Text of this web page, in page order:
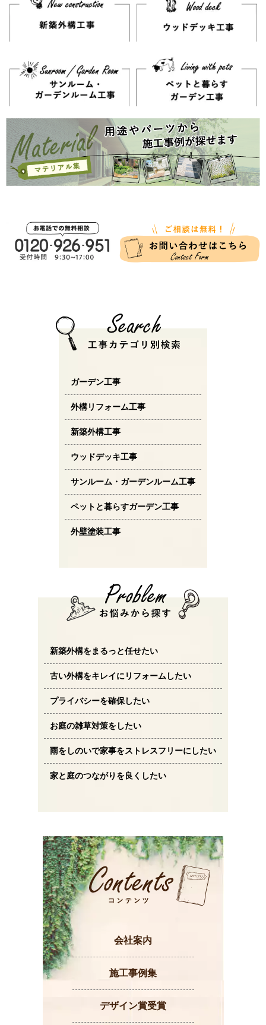
ガーデン工事
外構リフォーム工事
新築外構工事
ウッドデッキ工事
サンルーム・ガーデンルーム工事
ペットと暮らすガーデン工事
外壁塗装工事
新築外構をまるっと任せたい
古い外構をキレイにリフォームしたい
プライバシーを確保したい
お庭の雑草対策をしたい
雨をしのいで家事をストレスフリーにしたい
家と庭のつながりを良くしたい
会社案内
施工事例集
デザイン賞受賞